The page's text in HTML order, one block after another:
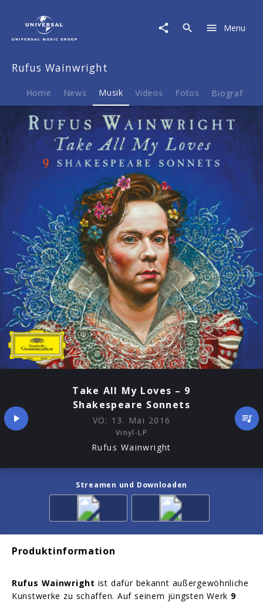
Wainwright
Musik
Take
Loves
9
Shakespeare
Menu
Rufus Wainwright
Home News Musik Videos Fotos Biografie
Take All My Loves – 9
Shakespeare Sonnets
VÖ: 13. Mai 2016
Vinyl-LP
Rufus Wainwright
Streamen und Downloaden
Produktinformation
Rufus Wainwright ist dafür bekannt außergewöhnliche
Kunstwerke zu schaffen. Auf seinem jüngsten Werk 9